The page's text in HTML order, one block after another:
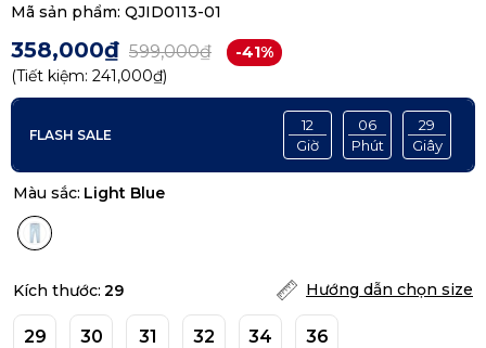
Mã sản phẩm: QJID0113-01
358,000₫ 599,000₫
-41%
(Tiết kiệm: 241,000₫)
FLASH SALE
12
Giờ
06
Phút
28
Giây
Màu sắc: Light Blue
Kích thước: 29 Hướng dẫn chọn size
29 30 31 32 34 36